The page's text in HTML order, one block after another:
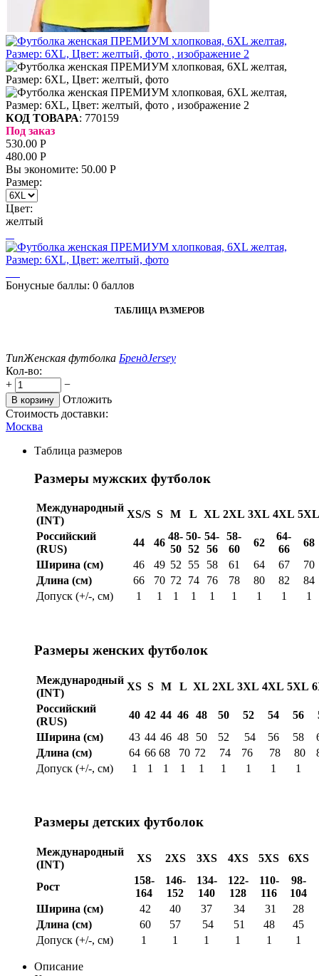
КОД ТОВАРА: 770159
Под заказ
530.00 Р
480.00 Р
Вы экономите: 50.00 Р
Размер:
Цвет:
желтый
Бонусные баллы: 0 баллов
ТАБЛИЦА РАЗМЕРОВ
ТипЖенская футболка БрендJersey
Кол-во:
+
−
В корзину
Отложить
Стоимость доставки:
Москва
Таблица размеров
Размеры мужских футболок
Международный
(INT)
XS/S S M L XL 2XL 3XL 4XL 5XL
Российский
(RUS)
44 46
48-
50
50-
52
54-
56
58-
60
62
64-
66
68
Ширина (см)
46 49 52 55 58 61 64 67
70
Длина (см)
66 70 72 74 76 78 80 82
84
Допуск (+/-, см)
1 1 1 1 1 1 1 1 1
Размеры женских футболок
Международный
(INT)
XS S M L XL 2XL 3XL 4XL 5XL
Российский
(RUS)
40 42 44 46 48 50 52 54 56
Ширина (см)
43 44 46 48 50 52 54 56 58
Длина (см)
64 66 68 70 72 74 76 78 80
Допуск (+/-, см)
1 1 1 1 1 1 1 1 1
Размеры детских футболок
Международный
(INT)
XS 2XS 3XS 4XS 5XS 6XS
Рост
158-
164
146-
152
134-
140
122-
128
110-
116
98-
104
Ширина (см)
42 40 37 34 31
28
Длина (см)
60 57 54 51 48
45
Допуск (+/-, см)
1 1 1 1 1 1
Описание